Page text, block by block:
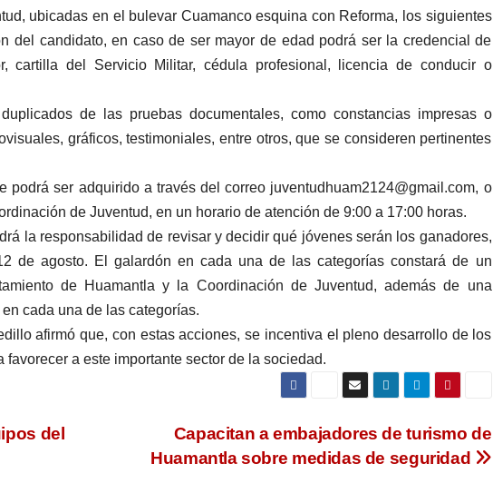
ubicadas en el bulevar Cuamanco esquina con Reforma, los siguientes
del candidato, en caso de ser mayor de edad podrá ser la credencial de
cartilla del Servicio Militar, cédula profesional, licencia de conducir o
de las pruebas documentales, como constancias impresas o
gráficos, testimoniales, entre otros, que se consideren pertinentes
podrá ser adquirido a través del correo juventudhuam2124@gmail.com, o
de Juventud, en un horario de atención de 9:00 a 17:00 horas.
la responsabilidad de revisar y decidir qué jóvenes serán los ganadores,
de agosto. El galardón en cada una de las categorías constará de un
de Huamantla y la Coordinación de Juventud, además de una
cada una de las categorías.
afirmó que, con estas acciones, se incentiva el pleno desarrollo de los
a este importante sector de la sociedad.
Capacitan a embajadores de turismo de
Huamantla sobre medidas de seguridad
del